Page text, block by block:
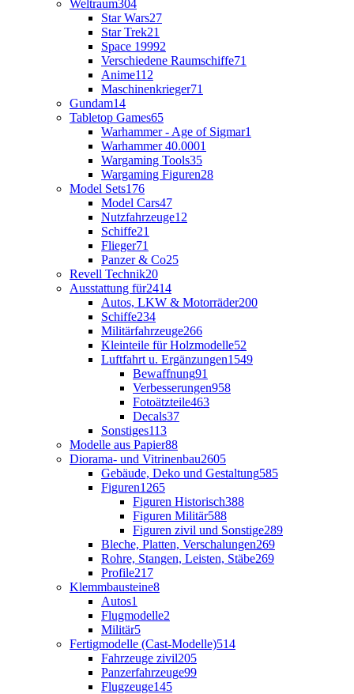
Weltraum304
Star Wars27
Star Trek21
Space 19992
Verschiedene Raumschiffe71
Anime112
Maschinenkrieger71
Gundam14
Tabletop Games65
Warhammer - Age of Sigmar1
Warhammer 40.0001
Wargaming Tools35
Wargaming Figuren28
Model Sets176
Model Cars47
Nutzfahrzeuge12
Schiffe21
Flieger71
Panzer & Co25
Revell Technik20
Ausstattung für2414
Autos, LKW & Motorräder200
Schiffe234
Militärfahrzeuge266
Kleinteile für Holzmodelle52
Luftfahrt u. Ergänzungen1549
Bewaffnung91
Verbesserungen958
Fotoätzteile463
Decals37
Sonstiges113
Modelle aus Papier88
Diorama- und Vitrinenbau2605
Gebäude, Deko und Gestaltung585
Figuren1265
Figuren Historisch388
Figuren Militär588
Figuren zivil und Sonstige289
Bleche, Platten, Verschalungen269
Rohre, Stangen, Leisten, Stäbe269
Profile217
Klemmbausteine8
Autos1
Flugmodelle2
Militär5
Fertigmodelle (Cast-Modelle)514
Fahrzeuge zivil205
Panzerfahrzeuge99
Flugzeuge145